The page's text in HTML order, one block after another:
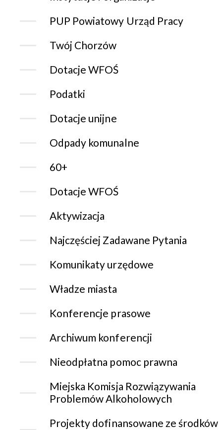
PUP Powiatowy Urząd Pracy
Twój Chorzów
Dotacje WFOŚ
Podatki
Dotacje unijne
Odpady komunalne
60+
Dotacje WFOŚ
Aktywizacja
Najczęściej Zadawane Pytania
Komunikaty urzędowe
Władze miasta
Konferencje prasowe
Archiwum konferencji
Nieodpłatna pomoc prawna
Miejska Komisja Rozwiązywania
Problemów Alkoholowych
Projekty dofinansowane ze środków